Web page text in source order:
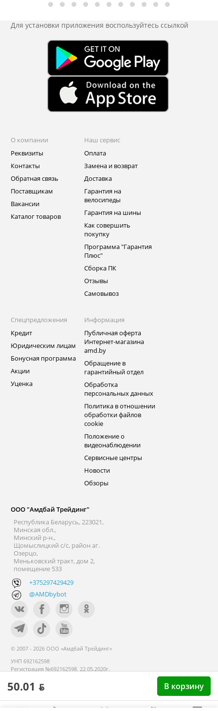
50.01 ƃ В корзину
Для установки приложения воспользуйтесь ссылкой
О компании
Реквизиты
Контакты
Обратная связь
Поставщикам
Вакансии
Каталог товаров
Наш сервис
Оплата
Замена и возврат
Доставка
Гарантия на
велосипеды
Гарантия на шины
Как совершить
покупку
Программа "Гарантия
Плюс"
Сборка ПК
Отзывы
Самовывоз
Спецпредложения
Кредит
Юридическим лицам
Бонусная программа
Акции
Уценка
Информация
Публичная оферта
Интернет-магазина
amd.by
Обращение в
гарантийный отдел
Обработка
персональных данных
Политика в отношении
обработки файлов
cookie
Положение о
видеонаблюдении
Сервисные центры
Новости
Обзоры
ООО "Амдбай Трейдинг"
Республика Беларусь, 223021,
Минская обл.,
Минский р-н.,
Щомыслицкий с/с, район аг.
Озерцо,
Меньковский тракт, дом 2,
помещение 533
+375297429429
@AMDbybot
© 2007 - 2026 ООО «Амдбай Трейдинг»
УНП 692162598
Регистрация №692162598, 22.05.2020г.
реестре с 14 сентября 2020г.